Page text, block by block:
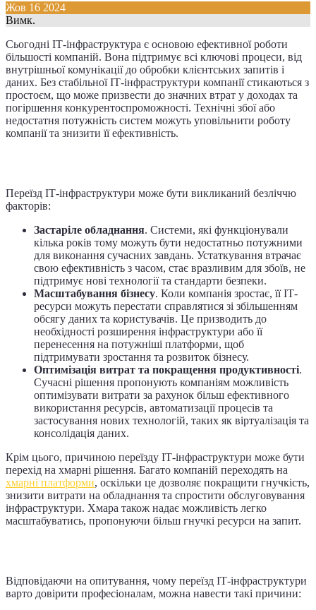
Жов 16 2024
Вимк.
Сьогодні ІТ-інфраструктура є основою ефективної роботи
більшості компаній. Вона підтримує всі ключові процеси, від
внутрішньої комунікації до обробки клієнтських запитів і
даних. Без стабільної ІТ-інфраструктури компанії стикаються з
простоєм, що може призвести до значних втрат у доходах та
погіршення конкурентоспроможності. Технічні збої або
недостатня потужність систем можуть уповільнити роботу
компанії та знизити її ефективність.
Переїзд ІТ-інфраструктури може бути викликаний безліччю
факторів:
Застаріле обладнання. Системи, які функціонували
кілька років тому можуть бути недостатньо потужними
для виконання сучасних завдань. Устаткування втрачає
свою ефективність з часом, стає вразливим для збоїв, не
підтримує нові технології та стандарти безпеки.
Масштабування бізнесу. Коли компанія зростає, її ІТ-
ресурси можуть перестати справлятися зі збільшенням
обсягу даних та користувачів. Це призводить до
необхідності розширення інфраструктури або її
перенесення на потужніші платформи, щоб
підтримувати зростання та розвиток бізнесу.
Оптимізація витрат та покращення продуктивності.
Сучасні рішення пропонують компаніям можливість
оптимізувати витрати за рахунок більш ефективного
використання ресурсів, автоматизації процесів та
застосування нових технологій, таких як віртуалізація та
консолідація даних.
Крім цього, причиною переїзду ІТ-інфраструктури може бути
перехід на хмарні рішення. Багато компаній переходять на
хмарні платформи, оскільки це дозволяє покращити гнучкість,
знизити витрати на обладнання та спростити обслуговування
інфраструктури. Хмара також надає можливість легко
масштабуватись, пропонуючи більш гнучкі ресурси на запит.
Відповідаючи на опитування, чому переїзд ІТ-інфраструктури
варто довірити професіоналам, можна навести такі причини: